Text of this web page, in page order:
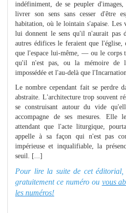
indéfiniment, de se peupler
livrer son sens sans cesser d'être
habitation, où le lointain s'apaise. Les
lui donnent le sens qu'il n'aurait pas
autres édifices le feraient que
que l'espace lui-même, — ou le corps
qu'il n'est pas, ou la mémoire de
impossédée et l'au-delà que
Le nombre cependant fait se perdre
abstraite. L'architecture trop souvent
se construisant autour du vide
accompagne de ses mesures. Elle
attendant que l'acte liturgique,
appelle à sa façon qui n'est pas
impérieuse et inqualifiable, la
seuil. [...]
Pour lire la suite de cet éditorial,
gratuitement ce numéro ou vous
les numéros!